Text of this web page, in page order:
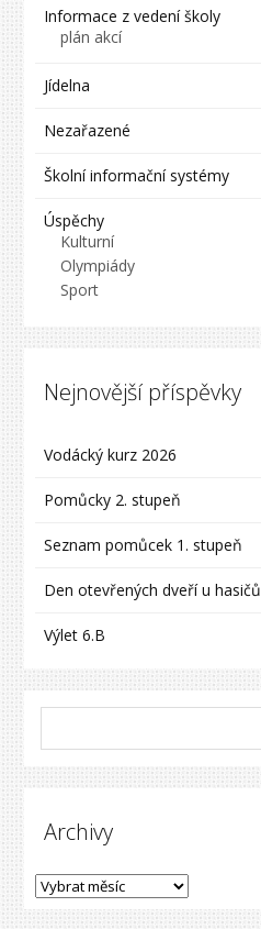
Informace z vedení školy
plán akcí
Jídelna
Nezařazené
Školní informační systémy
Úspěchy
Kulturní
Olympiády
Sport
Nejnovější příspěvky
Vodácký kurz 2026
Pomůcky 2. stupeň
Seznam pomůcek 1. stupeň
Den otevřených dveří u hasičů
Výlet 6.B
Archivy